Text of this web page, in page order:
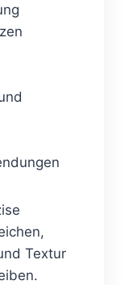
Textur